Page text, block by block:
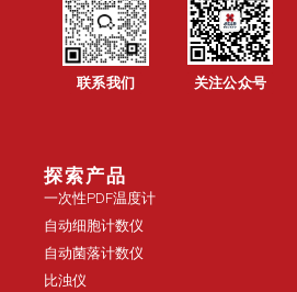
联系我们 关注公众号
探索产品
一次性PDF温度计
自动细胞计数仪
自动菌落计数仪
比浊仪